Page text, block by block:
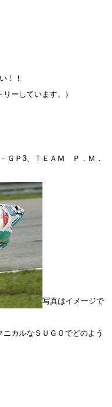
！！
ーしています。）
ＧＰ3、ＴＥＡＭ Ｐ．Ｍ．
写真はイメージで
カルなＳＵＧＯでどのよう